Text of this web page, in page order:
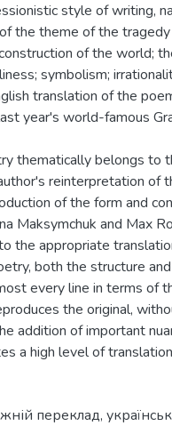
style of writing,
the theme of the
of the world;
symbolism;
translation of the
year's world-famous
thematically belongs to
reinterpretation of
of the form and
Maksymchuk and Max
the appropriate
both the structure
every line in terms of
the original,
addition of important
a high level of
переклад,